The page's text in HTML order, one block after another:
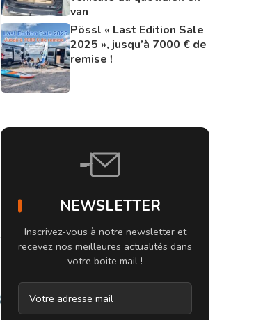
van
Pössl « Last Edition Sale
2025 », jusqu’à 7000 € de
remise !
NEWSLETTER
Inscrivez-vous à notre newsletter et
recevez nos meilleures actualités dans
votre boite mail !